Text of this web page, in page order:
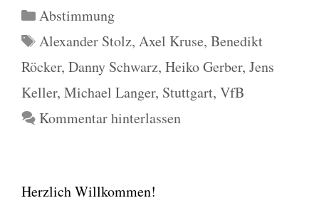
Kategorien
Abstimmung
Schlagwörter
Alexander Stolz, Axel Kruse, Benedikt
Röcker, Danny Schwarz, Heiko Gerber, Jens
Keller, Michael Langer, Stuttgart, VfB
Kommentar hinterlassen
Herzlich Willkommen!